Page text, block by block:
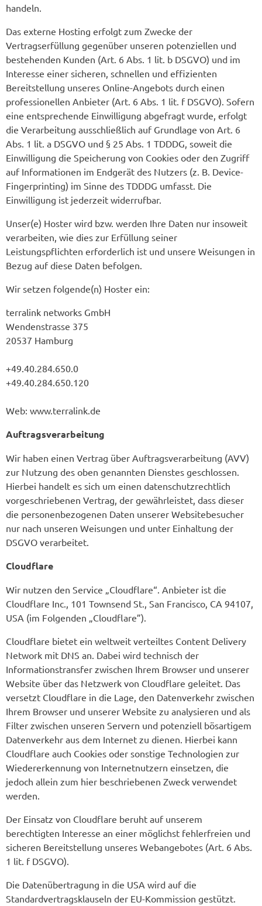
handeln.
Das externe Hosting erfolgt zum Zwecke der
Vertragserfüllung gegenüber unseren potenziellen und
bestehenden Kunden (Art. 6 Abs. 1 lit. b DSGVO) und im
Interesse einer sicheren, schnellen und effizienten
Bereitstellung unseres Online-Angebots durch einen
professionellen Anbieter (Art. 6 Abs. 1 lit. f DSGVO). Sofern
eine entsprechende Einwilligung abgefragt wurde, erfolgt
die Verarbeitung ausschließlich auf Grundlage von Art. 6
Abs. 1 lit. a DSGVO und § 25 Abs. 1 TDDDG, soweit die
Einwilligung die Speicherung von Cookies oder den Zugriff
auf Informationen im Endgerät des Nutzers (z. B. Device-
Fingerprinting) im Sinne des TDDDG umfasst. Die
Einwilligung ist jederzeit widerrufbar.
Unser(e) Hoster wird bzw. werden Ihre Daten nur insoweit
verarbeiten, wie dies zur Erfüllung seiner
Leistungspflichten erforderlich ist und unsere Weisungen in
Bezug auf diese Daten befolgen.
Wir setzen folgende(n) Hoster ein:
terralink networks GmbH
Wendenstrasse 375
20537 Hamburg
+49.40.284.650.0
+49.40.284.650.120
Web: www.terralink.de
Auftragsverarbeitung
Wir haben einen Vertrag über Auftragsverarbeitung (AVV)
zur Nutzung des oben genannten Dienstes geschlossen.
Hierbei handelt es sich um einen datenschutzrechtlich
vorgeschriebenen Vertrag, der gewährleistet, dass dieser
die personenbezogenen Daten unserer Websitebesucher
nur nach unseren Weisungen und unter Einhaltung der
DSGVO verarbeitet.
Cloudflare
Wir nutzen den Service „Cloudflare“. Anbieter ist die
Cloudflare Inc., 101 Townsend St., San Francisco, CA 94107,
USA (im Folgenden „Cloudflare”).
Cloudflare bietet ein weltweit verteiltes Content Delivery
Network mit DNS an. Dabei wird technisch der
Informationstransfer zwischen Ihrem Browser und unserer
Website über das Netzwerk von Cloudflare geleitet. Das
versetzt Cloudflare in die Lage, den Datenverkehr zwischen
Ihrem Browser und unserer Website zu analysieren und als
Filter zwischen unseren Servern und potenziell bösartigem
Datenverkehr aus dem Internet zu dienen. Hierbei kann
Cloudflare auch Cookies oder sonstige Technologien zur
Wiedererkennung von Internetnutzern einsetzen, die
jedoch allein zum hier beschriebenen Zweck verwendet
werden.
Der Einsatz von Cloudflare beruht auf unserem
berechtigten Interesse an einer möglichst fehlerfreien und
sicheren Bereitstellung unseres Webangebotes (Art. 6 Abs.
1 lit. f DSGVO).
Die Datenübertragung in die USA wird auf die
Standardvertragsklauseln der EU-Kommission gestützt.